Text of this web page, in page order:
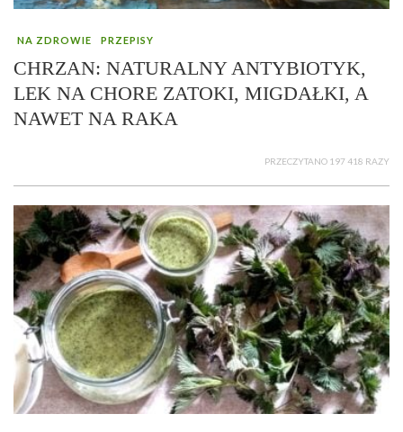
NA ZDROWIE PRZEPISY
CHRZAN: NATURALNY ANTYBIOTYK,
LEK NA CHORE ZATOKI, MIGDAŁKI, A
NAWET NA RAKA
PRZECZYTANO 197 418 RAZY